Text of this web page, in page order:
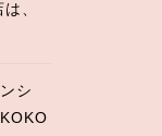
、
シ